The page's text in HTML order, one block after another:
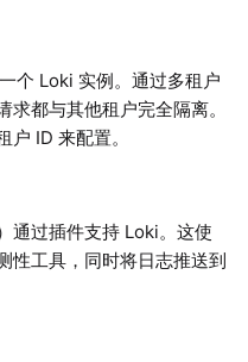
个 Loki 实例。通过多租户
都与其他租户完全隔离。
ID 来配置。
通过插件支持 Loki。这使
性工具，同时将日志推送到